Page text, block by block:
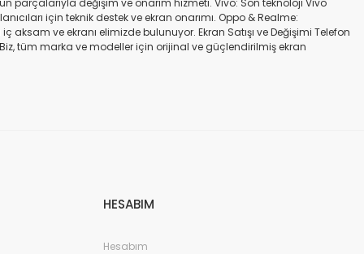
parçalarıyla değişim ve onarım hizmeti. Vivo: Son teknoloji Vivo
için teknik destek ve ekran onarımı. Oppo & Realme:
ve ekranı elimizde bulunuyor. Ekran Satışı ve Değişimi Telefon
Biz, tüm marka ve modeller için orijinal ve güçlendirilmiş ekran
değişimi ve tamiri Batarya değişimi Neden Bizi Tercih Etmelisiniz?
HESABIM
Hesabım